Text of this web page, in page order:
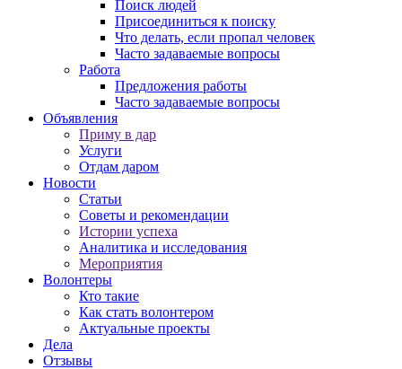
Поиск людей
Присоединиться к поиску
Что делать, если пропал человек
Часто задаваемые вопросы
Работа
Предложения работы
Часто задаваемые вопросы
Объявления
Приму в дар
Услуги
Отдам даром
Новости
Статьи
Советы и рекомендации
Истории успеха
Аналитика и исследования
Мероприятия
Волонтеры
Кто такие
Как стать волонтером
Актуальные проекты
Дела
Отзывы